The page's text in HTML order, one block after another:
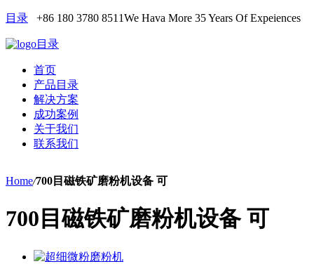
目录 +86 180 3780 8511We Hava More 35 Years Of Expeiences
目录
首页
产品目录
解决方案
成功案例
关于我们
联系我们
Home/700目磁铁矿磨粉机设备 可
700目磁铁矿磨粉机设备 可